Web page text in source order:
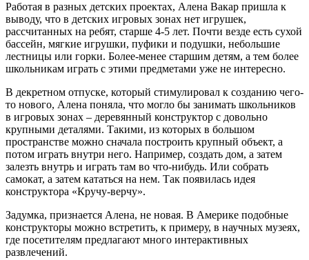
Работая в разных детских проектах, Алена Вакар пришла к
выводу, что в детских игровых зонах нет игрушек,
рассчитанных на ребят, старше 4-5 лет. Почти везде есть сухой
бассейн, мягкие игрушки, пуфики и подушки, небольшие
лестницы или горки. Более-менее старшим детям, а тем более
школьникам играть с этими предметами уже не интересно.
В декретном отпуске, который стимулировал к созданию чего-
то нового, Алена поняла, что могло бы занимать школьников
в игровых зонах – деревянный конструктор с довольно
крупными деталями. Такими, из которых в большом
пространстве можно сначала построить крупный объект, а
потом играть внутри него. Например, создать дом, а затем
залезть внутрь и играть там во что-нибудь. Или собрать
самокат, а затем кататься на нем. Так появилась идея
конструктора «Кручу-верчу».
Задумка, признается Алена, не новая. В Америке подобные
конструкторы можно встретить, к примеру, в научных музеях,
где посетителям предлагают много интерактивных
развлечений.